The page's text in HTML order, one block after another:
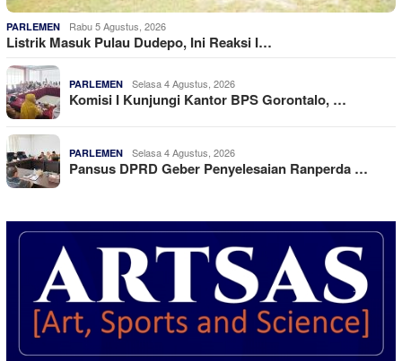
PARLEMEN Rabu 5 Agustus, 2026
Listrik Masuk Pulau Dudepo, Ini Reaksi I…
PARLEMEN Selasa 4 Agustus, 2026
Komisi I Kunjungi Kantor BPS Gorontalo, …
PARLEMEN Selasa 4 Agustus, 2026
Pansus DPRD Geber Penyelesaian Ranperda …